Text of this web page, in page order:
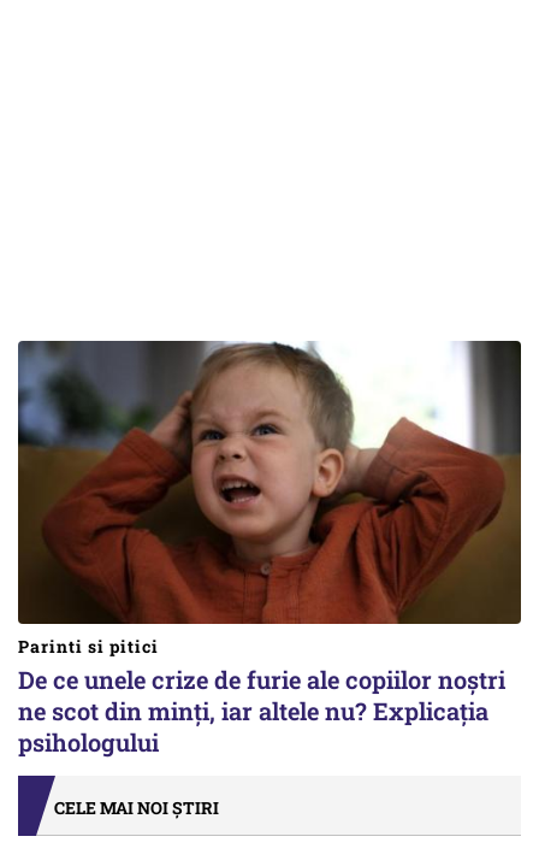
Parinti si pitici
De ce unele crize de furie ale copiilor noștri
ne scot din minți, iar altele nu? Explicația
psihologului
CELE MAI NOI ȘTIRI